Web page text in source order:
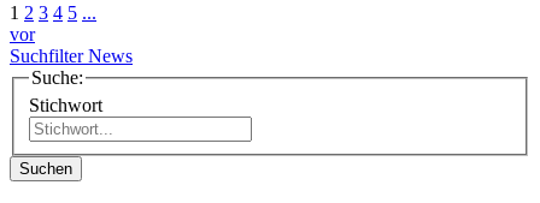
1 2 3 4 5 ...
vor
Suchfilter News
Suche:
Stichwort
Suchen